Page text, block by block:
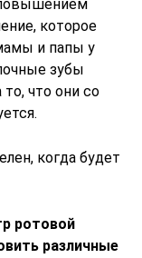
которое
и папы у
зубы
то, что они со
когда будет
ротовой
различные